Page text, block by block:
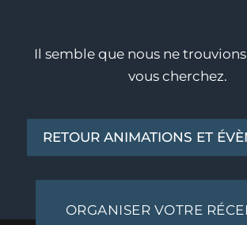
Il semble que nous ne
vous cherchez.
RETOUR ANIMATIONS ET
ORGANISER VOTRE